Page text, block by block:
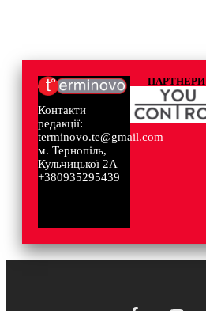
Контакти
редакції:
terminovo.te@gmail.com
м. Тернопіль,
Кульчицької 2А
+380935295439
ПАРТНЕРИ